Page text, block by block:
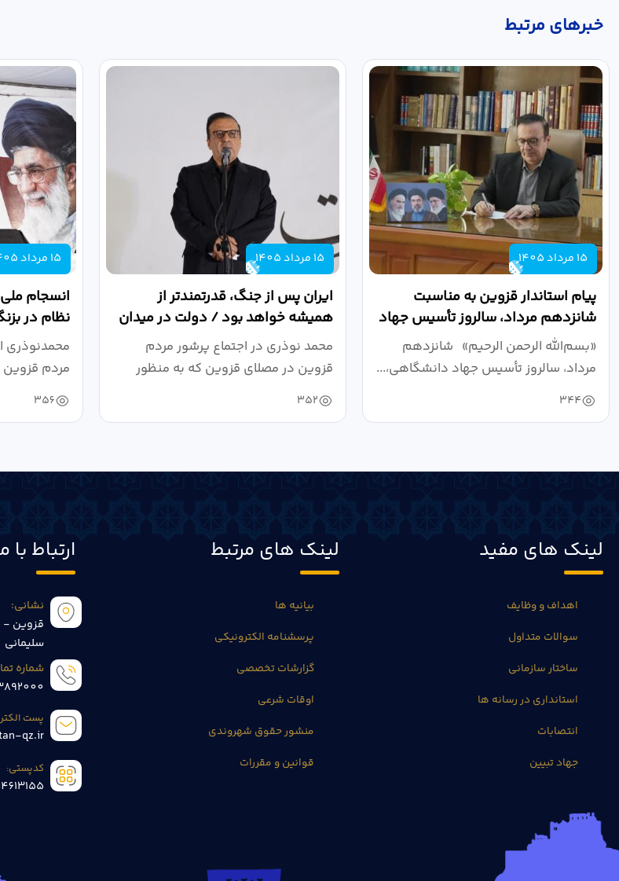
خبر‌های مرتبط
15 مرداد 1405
پیام استاندار قزوین به مناسبت
شانزدهم مرداد، سالروز تأسیس جهاد
دانشگاهی
«بسم‌الله الرحمن الرحیم» شانزدهم
مرداد، سالروز تأسیس جهاد دانشگاهی،...
344
15 مرداد 1405
ایران پس از جنگ، قدرتمندتر از
همیشه خواهد بود / دولت در میدان
نبرد اقتصادی،...
محمد نوذری در اجتماع پرشور مردم
قزوین در مصلای قزوین که به منظور
خون‌خواهی...
352
15 مرداد 1405
انسجام
نظام در
محمدنوذری
مردم
حمایت...
356
لینک های مفید
اهداف و وظایف
سوالات متداول
ساختار سازمانی
استانداری در رسانه ها
انتصابات
جهاد تبیین
لینک های مرتبط
بیانیه ها
پرسشنامه الکترونیکی
گزارشات تخصصی
اوقات شرعی
منشور حقوق شهروندی
قوانین و مقررات
ارتباط با
نشانی:
قزوین -
سلیمانی
شماره
پست
qz.ir
کدپستی: